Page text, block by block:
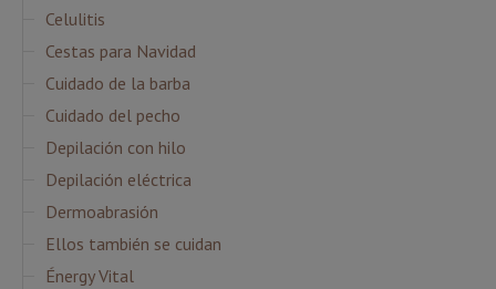
Celulitis
Cestas para Navidad
Cuidado de la barba
Cuidado del pecho
Depilación con hilo
Depilación eléctrica
Dermoabrasión
Ellos también se cuidan
Énergy Vital